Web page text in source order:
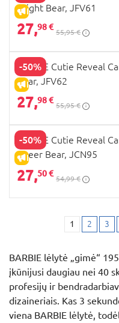
IŠPARDAVIMAS
Bright Bear, JFV61
27,98 €
55,95 €
-50%
IŠPARDAVIMAS
BARBIE Cutie Reveal
Bear, JFV62
27,98 €
55,95 €
-50%
IŠPARDAVIMAS
BARBIE Cutie Reveal
Cheer Bear, JCN95
27,50 €
54,99 €
1 2 3
BARBIE lėlytė „gimė“
įkūnijusi daugiau nei 40
profesijų ir
dizaineriais. Kas 3
viena BARBIE lėlytė,